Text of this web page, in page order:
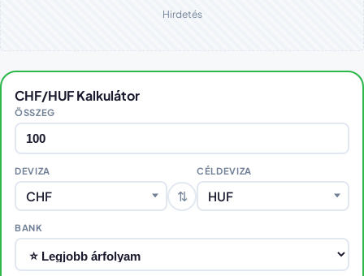
Hirdetés
CHF/HUF Kalkulátor
ÖSSZEG
DEVIZA
CHF ⇅
CÉLDEVIZA
HUF
BANK